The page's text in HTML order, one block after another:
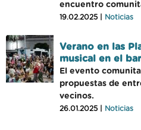
encuentro
19.02.2025 | Noticias
Verano en las
musical en el
El evento
propuestas de
vecinos.
26.01.2025 | Noticias